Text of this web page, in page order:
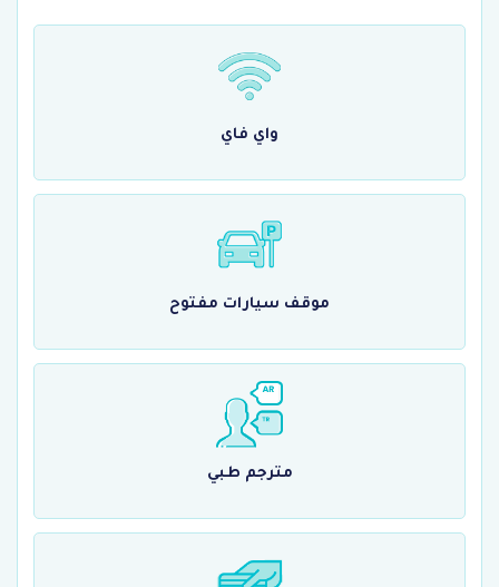
واي فاي
موقف سيارات مفتوح
مترجم طبي